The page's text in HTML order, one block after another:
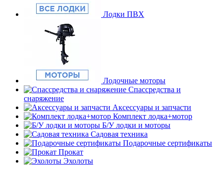
Лодки ПВХ
Лодочные моторы
Спассредства и
снаряжение
Аксессуары и запчасти
Комплект лодка+мотор
Б/У лодки и моторы
Садовая техника
Подарочные сертификаты
Прокат
Эхолоты